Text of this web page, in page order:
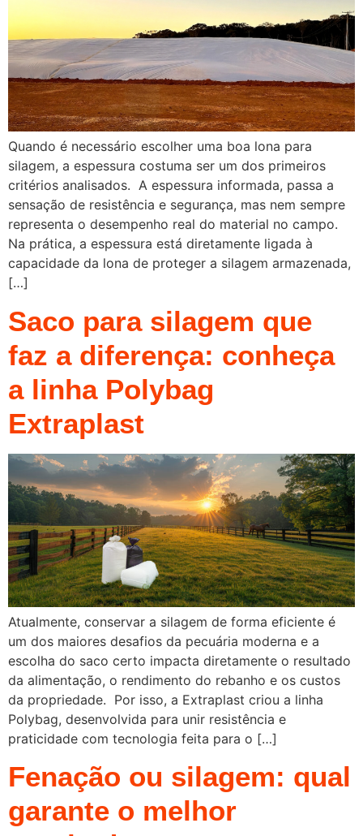
Quando é necessário escolher uma boa lona para
silagem, a espessura costuma ser um dos primeiros
critérios analisados. A espessura informada, passa a
sensação de resistência e segurança, mas nem sempre
representa o desempenho real do material no campo.
Na prática, a espessura está diretamente ligada à
capacidade da lona de proteger a silagem armazenada,
[…]
Saco para silagem que
faz a diferença: conheça
a linha Polybag
Extraplast
Atualmente, conservar a silagem de forma eficiente é
um dos maiores desafios da pecuária moderna e a
escolha do saco certo impacta diretamente o resultado
da alimentação, o rendimento do rebanho e os custos
da propriedade. Por isso, a Extraplast criou a linha
Polybag, desenvolvida para unir resistência e
praticidade com tecnologia feita para o […]
Fenação ou silagem: qual
garante o melhor